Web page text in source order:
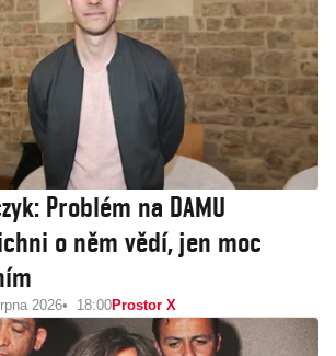
Problém na DAMU
o něm vědí, jen moc
2026 18:00Prostor X